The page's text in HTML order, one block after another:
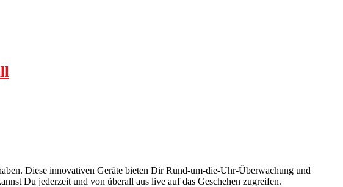
Diese innovativen Geräte bieten Dir Rund-um-die-Uhr-Überwachung und
Du jederzeit und von überall aus live auf das Geschehen zugreifen.